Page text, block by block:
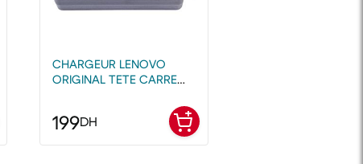
CHARGEUR LENOVO
ORIGINAL TETE CARRE
199DH